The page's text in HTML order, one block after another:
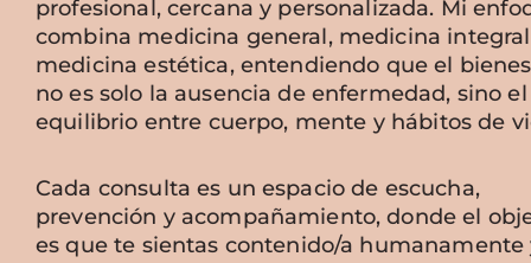
profesional, cercana y personalizada. Mi
combina medicina general, medicina
medicina estética, entendiendo que el
no es solo la ausencia de enfermedad, sino el
equilibrio entre cuerpo, mente y hábitos de
Cada consulta es un espacio de escucha,
prevención y acompañamiento, donde el
es que te sientas contenido/a humanamente